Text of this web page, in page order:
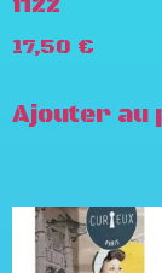
17,50 €
Ajouter au